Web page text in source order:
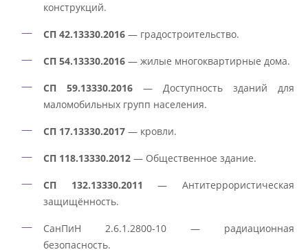
конструкций.
СП 42.13330.2016 — градостроительство.
СП 54.13330.2016 — жилые многоквартирные дома.
СП 59.13330.2016 — Доступность зданий для
маломобильных групп населения.
СП 17.13330.2017 — кровли.
СП 118.13330.2012 — Общественное здание.
СП 132.13330.2011 — Антитеррористическая
защищённость.
СанПиН 2.6.1.2800-10 — радиационная
безопасность.